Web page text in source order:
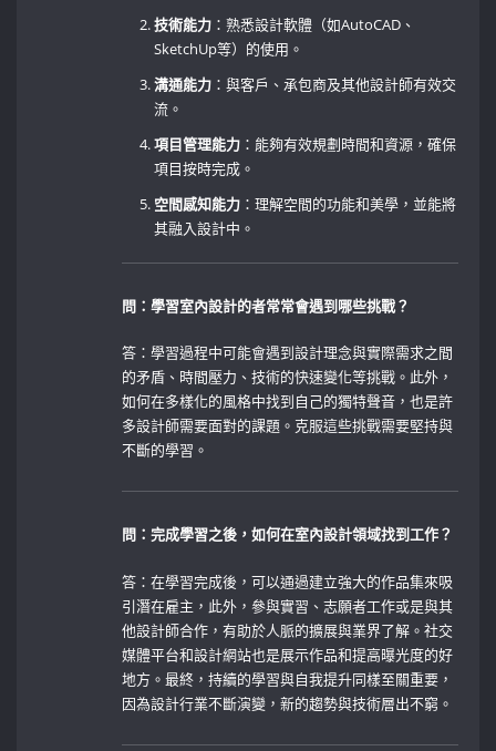
技術能力 ：熟悉設計軟體（如AutoCAD、
SketchUp等）的使用。
溝通能力 ：與客戶、承包商及其他設計師有效交
流。
項目管理能力 ：能夠有效規劃時間和資源，確保
項目按時完成。
空間感知能力 ：理解空間的功能和美學，並能將
其融入設計中。
問：學習室內設計的者常常會遇到哪些挑戰？
答：學習過程中可能會遇到設計理念與實際需求之間
的矛盾、時間壓力、技術的快速變化等挑戰。此外，
如何在多樣化的風格中找到自己的獨特聲音，也是許
多設計師需要面對的課題。克服這些挑戰需要堅持與
不斷的學習。
問：完成學習之後，如何在室內設計領域找到工作？
答：在學習完成後，可以通過建立強大的作品集來吸
引潛在雇主，此外，參與實習、志願者工作或是與其
他設計師合作，有助於人脈的擴展與業界了解。社交
媒體平台和設計網站也是展示作品和提高曝光度的好
地方。最終，持續的學習與自我提升同樣至關重要，
因為設計行業不斷演變，新的趨勢與技術層出不窮。